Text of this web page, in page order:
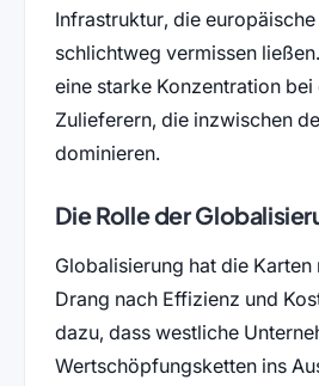
Infrastruktur, die europäische
schlichtweg vermissen
eine starke Konzentration bei
Zulieferern, die inzwischen
dominieren.
Die Rolle der
Globalisierung hat die Karten
Drang nach Effizienz und
dazu, dass westliche
Wertschöpfungsketten ins